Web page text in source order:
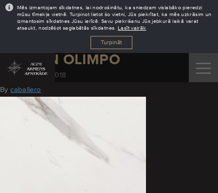
Mēs izmantojam sīkdatnes, lai nodrošinātu, ka sniedzam vislabāko pieredzi
mūsu tīmekļa vietnē. Turpinot lietot šo vietni, Jūs piekrītat, ka mēs uzkrāsim un
izmantosim sīkdatnes Jūsu ierīcē. Savu piekrišanu Jūs jebkurā laikā varat
atsaukt, nodzēšot saglabātās sīkdatnes. Lasīt vairāk
Turpināt
DEKTON OLIMPO
November 28, 2018
Bycaballero